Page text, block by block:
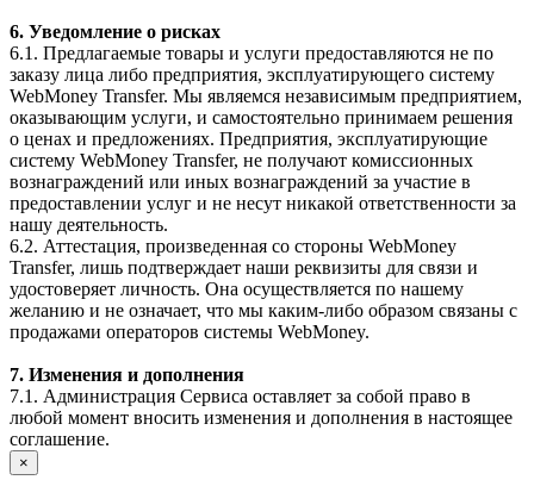
6. Уведомление о рисках
6.1. Предлагаемые товары и услуги предоставляются не по
заказу лица либо предприятия, эксплуатирующего систему
WebMoney Transfer. Мы являемся независимым предприятием,
оказывающим услуги, и самостоятельно принимаем решения
о ценах и предложениях. Предприятия, эксплуатирующие
систему WebMoney Transfer, не получают комиссионных
вознаграждений или иных вознаграждений за участие в
предоставлении услуг и не несут никакой ответственности за
нашу деятельность.
6.2. Аттестация, произведенная со стороны WebMoney
Transfer, лишь подтверждает наши реквизиты для связи и
удостоверяет личность. Она осуществляется по нашему
желанию и не означает, что мы каким-либо образом связаны с
продажами операторов системы WebMoney.
7. Изменения и дополнения
7.1. Администрация Сервиса оставляет за собой право в
любой момент вносить изменения и дополнения в настоящее
соглашение.
×